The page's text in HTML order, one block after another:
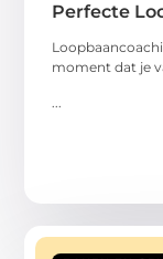
Perfecte
moment dat je
...